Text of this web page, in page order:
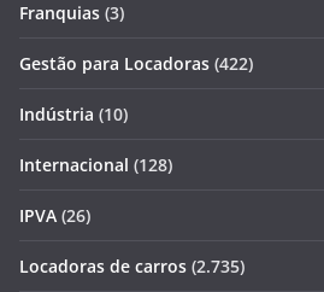
Franquias (3)
Gestão para Locadoras (422)
Indústria (10)
Internacional (128)
IPVA (26)
Locadoras de carros (2.735)